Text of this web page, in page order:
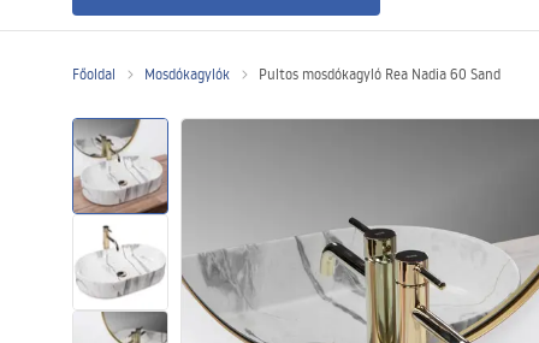
Zuhanyajtó
Zuhanylefolyók
Főoldal Mosdókagylók Pultos mosdókagyló Rea Nadia 60 Sand